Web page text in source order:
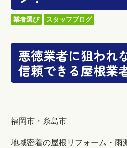
業者選び スタッフブログ
悪徳業者に狙われ
信頼できる屋根業
福岡市・糸島市
地域密着の屋根リフォーム・雨